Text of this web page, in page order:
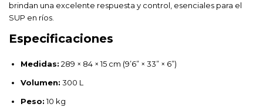
brindan una excelente respuesta y control, esenciales para el
SUP en ríos.
Especificaciones
Medidas: 289 × 84 × 15 cm (9’6” × 33” × 6”)
Volumen: 300 L
Peso:10 kg